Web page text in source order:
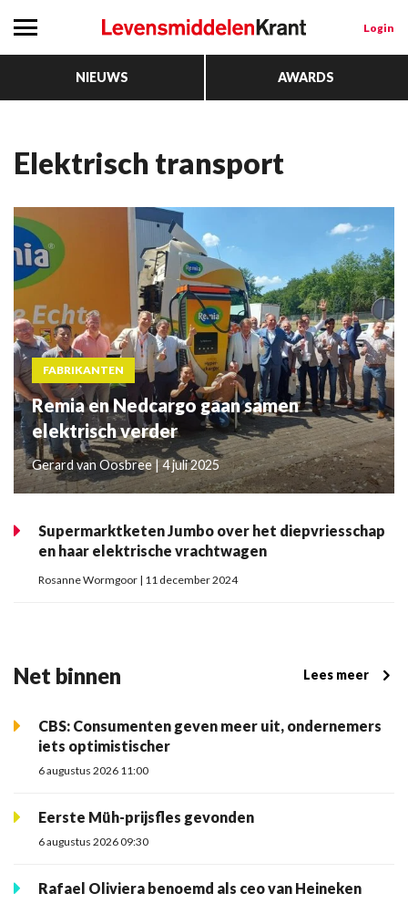
Login
NIEUWS AWARDS
elektrisch transport
FABRIKANTEN
Remia en Nedcargo gaan samen
elektrisch verder
Gerard van Oosbree | 4 juli 2025
Supermarktketen Jumbo over het diepvriesschap
en haar elektrische vrachtwagen
Rosanne Wormgoor | 11 december 2024
Net binnen Lees meer
CBS: Consumenten geven meer uit, ondernemers
iets optimistischer
6 augustus 2026 11:00
Eerste Müh-prijsfles gevonden
6 augustus 2026 09:30
Rafael Oliviera benoemd als ceo van Heineken